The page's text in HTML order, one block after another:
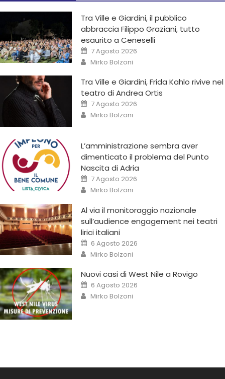
Tra Ville e Giardini, il pubblico
abbraccia Filippo Graziani, tutto
esaurito a Ceneselli
7 Agosto 2026
Mirko Bolzoni
Tra Ville e Giardini, Frida Kahlo rivive nel
teatro di Andrea Ortis
7 Agosto 2026
Mirko Bolzoni
L’amministrazione sembra aver
dimenticato il problema del Punto
Nascita di Adria
7 Agosto 2026
Mirko Bolzoni
Al via il monitoraggio nazionale
sull’audience engagement nei teatri
lirici italiani
6 Agosto 2026
Mirko Bolzoni
Nuovi casi di West Nile a Rovigo
6 Agosto 2026
Mirko Bolzoni